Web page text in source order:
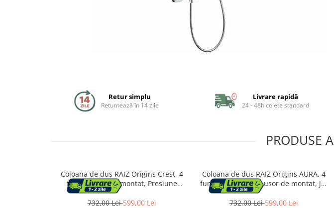
Retur simplu
Returnează în 14 zile
Livrare rapidă
24 - 48h colete standard
PRODUSE
Coloana de dus RAIZ Origins Crest, 4
functii, Usor de montat, Presiune
ridicata, Jet reglabil, Materiale
premium, Dus fix cu functie ploaie,
732,00 Lei599,00 Lei
Coloana de dus RAIZ Origins AURA, 4
functii, Din Alama, usor de montat, jet
reglabil, Afisaj electronic, materiale
premium, Presiune ridicata, Dus fix cu
732,00 Lei599,00 Lei